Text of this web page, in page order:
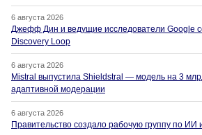
6 августа 2026
Джефф Дин и ведущие исследователи Google
Discovery Loop
6 августа 2026
Mistral выпустила Shieldstral — модель на 3
адаптивной модерации
6 августа 2026
Правительство создало рабочую группу по ИИ